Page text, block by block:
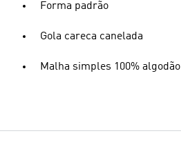
Forma padrão
Gola careca canelada
Malha simples 100% algodão